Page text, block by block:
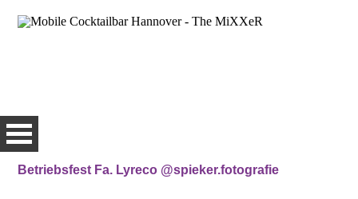
Betriebsfest Fa. Lyreco @spieker.fotografie